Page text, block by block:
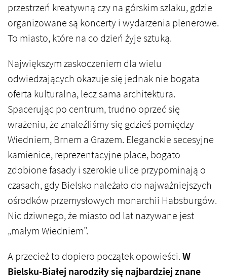
przestrzeń kreatywną czy na górskim szlaku, gdzie
organizowane są koncerty i wydarzenia plenerowe.
To miasto, które na co dzień żyje sztuką.
Największym zaskoczeniem dla wielu
odwiedzających okazuje się jednak nie bogata
oferta kulturalna, lecz sama architektura.
Spacerując po centrum, trudno oprzeć się
wrażeniu, że znaleźliśmy się gdzieś pomiędzy
Wiedniem, Brnem a Grazem. Eleganckie secesyjne
kamienice, reprezentacyjne place, bogato
zdobione fasady i szerokie ulice przypominają o
czasach, gdy Bielsko należało do najważniejszych
ośrodków przemysłowych monarchii Habsburgów.
Nic dziwnego, że miasto od lat nazywane jest
„małym Wiedniem”.
A przecież to dopiero początek opowieści.W
Bielsku-Białej narodziły się najbardziej znane